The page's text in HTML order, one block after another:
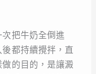
把牛奶全倒進
都持續攪拌，直
的目的，是讓澱